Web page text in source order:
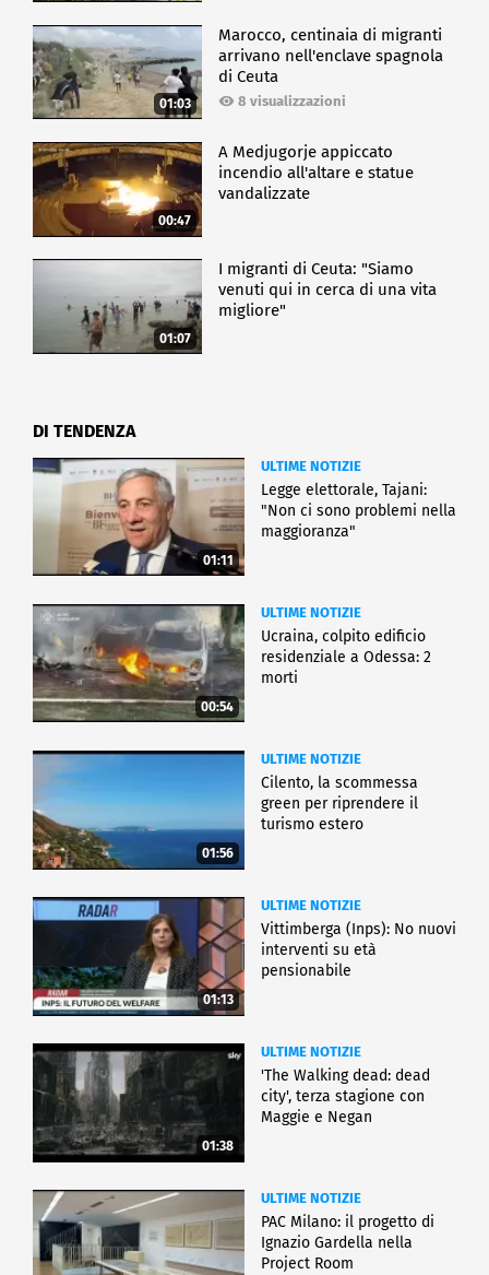
01:03
Marocco, centinaia di migranti
arrivano nell'enclave spagnola
di Ceuta
8 visualizzazioni
00:47
A Medjugorje appiccato
incendio all'altare e statue
vandalizzate
01:07
I migranti di Ceuta: "Siamo
venuti qui in cerca di una vita
migliore"
DI TENDENZA
01:11
ULTIME NOTIZIE
Legge elettorale, Tajani:
"Non ci sono problemi nella
maggioranza"
00:54
ULTIME NOTIZIE
Ucraina, colpito edificio
residenziale a Odessa: 2
morti
01:56
ULTIME NOTIZIE
Cilento, la scommessa
green per riprendere il
turismo estero
01:13
ULTIME NOTIZIE
Vittimberga (Inps): No nuovi
interventi su età
pensionabile
01:38
ULTIME NOTIZIE
'The Walking dead: dead
city', terza stagione con
Maggie e Negan
ULTIME NOTIZIE
PAC Milano: il progetto di
Ignazio Gardella nella
Project Room